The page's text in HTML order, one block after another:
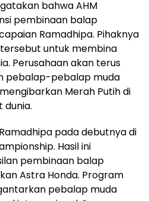
bahwa AHM
pembinaan balap
Ramadhipa. Pihaknya
untuk membina
Perusahaan akan terus
pebalap-pebalap muda
Merah Putih di
dunia.
pada debutnya di
Hasil ini
pembinaan balap
Astra Honda. Program
pebalap muda